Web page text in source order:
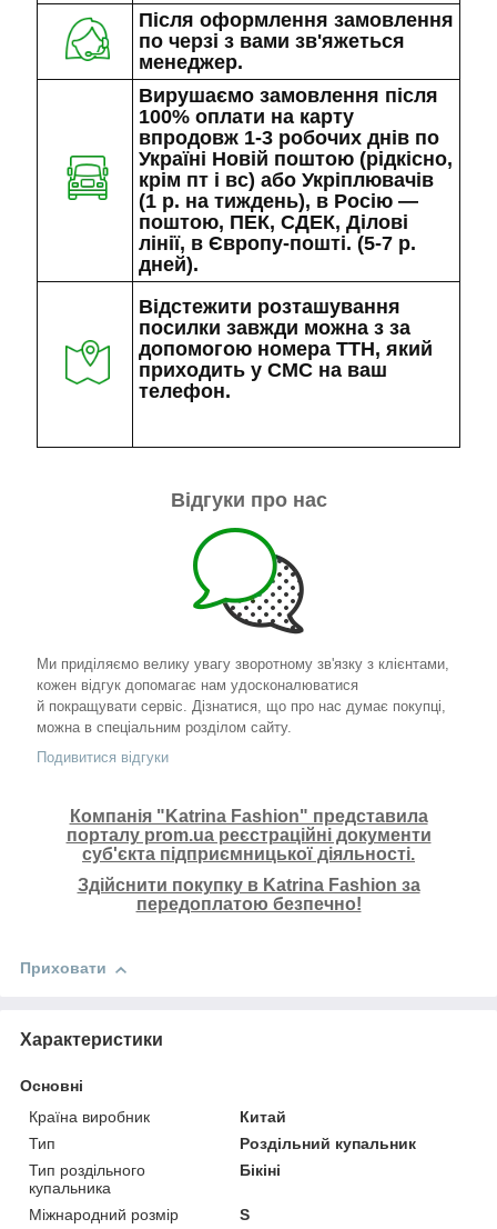
Після оформлення замовлення
по черзі з вами зв'яжеться
менеджер.
Вирушаємо замовлення після
100% оплати на карту
впродовж 1-3 робочих днів по
Україні Новій поштою (рідкісно,
крім пт і вс) або Укріплювачів
(1 р. на тиждень), в Росію —
поштою, ПЕК, СДЕК, Ділові
лінії, в Європу-пошті. (5-7 р.
дней).
Відстежити розташування
посилки завжди можна з за
допомогою номера ТТН, який
приходить у СМС на ваш
телефон.
Відгуки про нас
Ми приділяємо велику увагу зворотному зв'язку з клієнтами,
кожен відгук допомагає нам удосконалюватися
й покращувати сервіс. Дізнатися, що про нас думає покупці,
можна в спеціальним розділом сайту.
Подивитися відгуки
Компанія "Katrina Fashion" представила
порталу prom.ua реєстраційні документи
суб'єкта підприємницької діяльності.
Здійснити покупку в Katrina Fashion за
передоплатою безпечно!
Приховати
Характеристики
Основні
Країна виробник
Китай
Тип
Роздільний купальник
Тип роздільного
купальника
Бікіні
Міжнародний розмір S